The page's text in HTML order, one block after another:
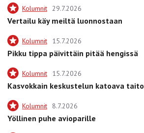
Kolumnit 29.7.2026
Vertailu käy meiltä luonnostaan
Kolumnit 15.7.2026
Pikku tippa päivittäin pitää hengissä
Kolumnit 15.7.2026
Kasvokkain keskustelun katoava taito
Kolumnit 8.7.2026
Yöllinen puhe avioparille